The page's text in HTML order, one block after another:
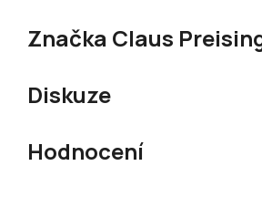
Značka Claus
Diskuze
Hodnocení